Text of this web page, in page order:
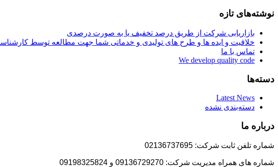
نوشته‌های تازه
بازاریابی شرکت از طریق درصد تخفیف یا به صورت درصدی
خلاقیت و ایده ها و طرح های تولیدی و خدماتی شما جهت مطالعه توسط
تماس با ما
We develop quality code
دسته‌ها
Latest News
دسته‌بندی نشده
درباره ما
شماره تلفن ثابت شرکت: 02136737695
شماره های همراه مدیریت شرکت: 09136729270 و 09198325824